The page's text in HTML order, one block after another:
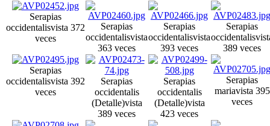
Serapias
occidentalisvista 372
veces
Serapias
occidentalisvista
363 veces
Serapias
occidentalisvista
393 veces
Serapias
occidentalis
389 veces
Serapias
occidentalisvista 392
veces
Serapias
occidentalis
(Detalle)vista
389 veces
Serapias
occidentalis
(Detalle)vista
423 veces
Serapias
mariavista 395
veces